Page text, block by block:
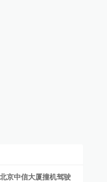
京中信大厦撞机驾驶